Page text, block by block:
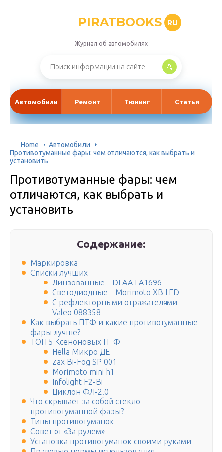
PIRATBOOKS RU
Журнал об автомобилях
Автомобили Ремонт Тюнинг Статьи
Home
Автомобили
Противотуманные фары: чем отличаются, как выбрать и
установить
Противотуманные фары: чем
отличаются, как выбрать и
установить
Содержание:
Маркировка
Списки лучших
Линзованные – DLAA LA1696
Светодиодные – Morimoto XB LED
С рефлекторными отражателями –
Valeo 088358
Как выбрать ПТФ и какие противотуманные
фары лучше?
ТОП 5 Ксеноновых ПТФ
Hella Микро ДЕ
Zax Bi-Fog SP 001
Morimoto mini h1
Infolight F2-Bi
Циклон ФЛ-2.0
Что скрывает за собой стекло
противотуманной фары?
Типы противотуманок
Совет от «За рулем»
Установка противотуманок своими руками